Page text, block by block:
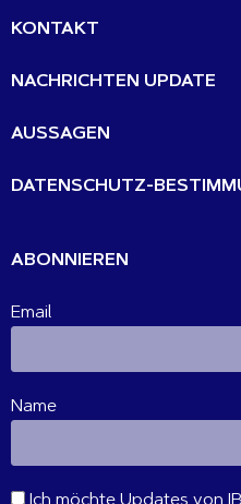
KONTAKT
NACHRICHTEN UPDATE
AUSSAGEN
DATENSCHUTZ-
ABONNIEREN
Email
Name